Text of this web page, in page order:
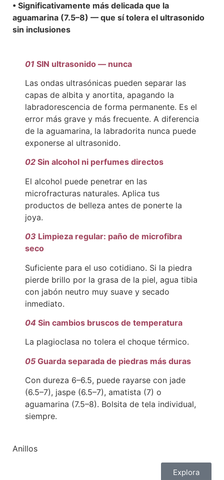
• Significativamente más delicada que la
aguamarina (7.5–8) — que sí tolera el ultrasonido
sin inclusiones
01 SIN ultrasonido — nunca
Las ondas ultrasónicas pueden separar las
capas de albita y anortita, apagando la
labradorescencia de forma permanente. Es el
error más grave y más frecuente. A diferencia
de la aguamarina, la labradorita nunca puede
exponerse al ultrasonido.
02 Sin alcohol ni perfumes directos
El alcohol puede penetrar en las
microfracturas naturales. Aplica tus
productos de belleza antes de ponerte la
joya.
03 Limpieza regular: paño de microfibra
seco
Suficiente para el uso cotidiano. Si la piedra
pierde brillo por la grasa de la piel, agua tibia
con jabón neutro muy suave y secado
inmediato.
04 Sin cambios bruscos de temperatura
La plagioclasa no tolera el choque térmico.
05 Guarda separada de piedras más duras
Con dureza 6–6.5, puede rayarse con jade
(6.5–7), jaspe (6.5–7), amatista (7) o
aguamarina (7.5–8). Bolsita de tela individual,
siempre.
Anillos
Explora